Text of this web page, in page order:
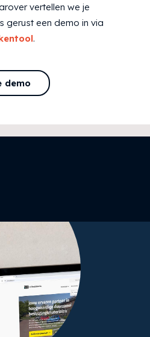
vertellen we je
gerust een demo in via
.
demo